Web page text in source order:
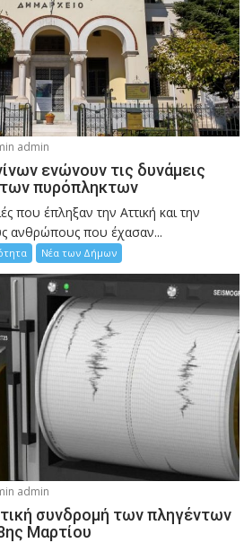
admin
ενώνουν τις δυνάμεις
των πυρόπληκτων
που έπληξαν την Αττική και την
ανθρώπους που έχασαν...
Νέα των Δήμων
admin
συνδρομή των πληγέντων
Μαρτίου